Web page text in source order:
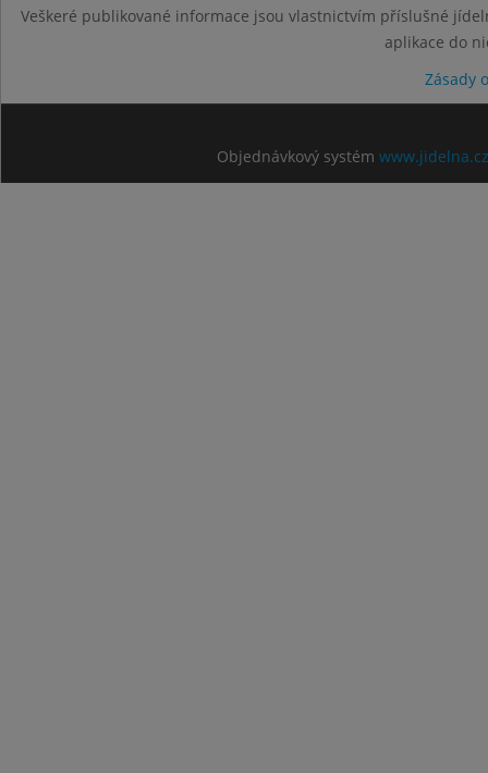
Veškeré publikované informace jsou vlastnictvím příslušné
aplikace do
Zásady
Objednávkový systém www.jidelna.cz